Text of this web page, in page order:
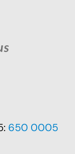
650 0005